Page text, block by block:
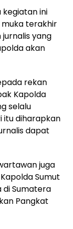
kegiatan ini
terakhir
yang
akan
rekan
Kapolda
selalu
itu diharapkan
dapat
juga
Sumut
di Sumatera
Pangkat